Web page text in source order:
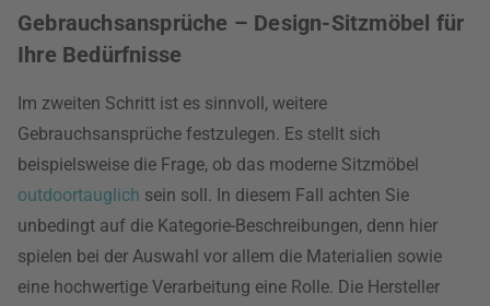
Gebrauchsansprüche – Design-Sitzmöbel für
Ihre Bedürfnisse
Im zweiten Schritt ist es sinnvoll, weitere
Gebrauchsansprüche festzulegen. Es stellt sich
beispielsweise die Frage, ob das moderne Sitzmöbel
outdoortauglich sein soll. In diesem Fall achten Sie
unbedingt auf die Kategorie-Beschreibungen, denn hier
spielen bei der Auswahl vor allem die Materialien sowie
eine hochwertige Verarbeitung eine Rolle. Die Hersteller